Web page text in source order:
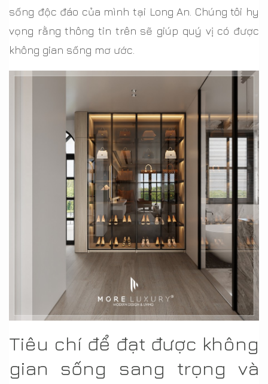
sống độc đáo của mình tại Long An. Chúng tôi hy
vọng rằng thông tin trên sẽ giúp quý vị có được
không gian sống mơ ước.
Tiêu chí để đạt được không
gian sống sang trọng và